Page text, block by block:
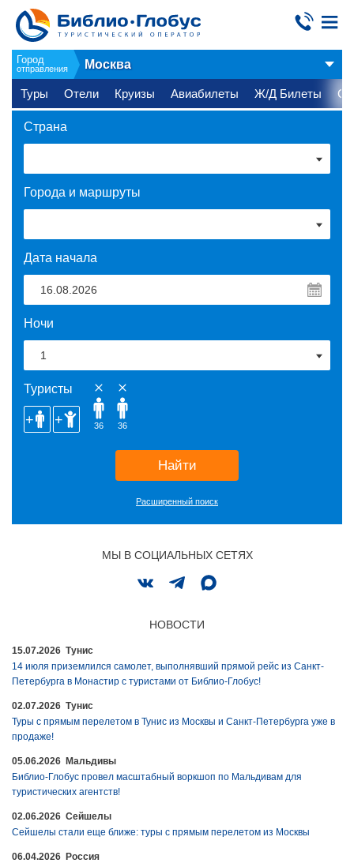
Город
отправления Москва
Туры Отели Круизы Авиабилеты Ж/Д Билеты
Страна
Города и маршруты
Дата начала
Ночи
Туристы
36 36
Найти
Расширенный поиск
МЫ В СОЦИАЛЬНЫХ СЕТЯХ
НОВОСТИ
15.07.2026 Тунис
14 июля приземлился самолет, выполнявший прямой рейс из Санкт-
Петербурга в Монастир с туристами от Библио-Глобус!
02.07.2026 Тунис
Туры с прямым перелетом в Тунис из Москвы и Санкт-Петербурга уже в
продаже!
05.06.2026 Мальдивы
Библио-Глобус провел масштабный воркшоп по Мальдивам для
туристических агентств!
02.06.2026 Сейшелы
Сейшелы стали еще ближе: туры с прямым перелетом из Москвы
06.04.2026 Россия